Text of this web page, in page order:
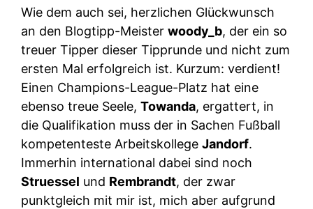
Wie dem auch sei, herzlichen Glückwunsch
an den Blogtipp-Meisterwoody_b, der ein so
treuer Tipper dieser Tipprunde und nicht zum
ersten Mal erfolgreich ist. Kurzum: verdient!
Einen Champions-League-Platz hat eine
ebenso treue Seele,Towanda, ergattert, in
die Qualifikation muss der in Sachen Fußball
kompetenteste ArbeitskollegeJandorf.
Immerhin international dabei sind noch
Struessel und Rembrandt, der zwar
punktgleich mit mir ist, mich aber aufgrund